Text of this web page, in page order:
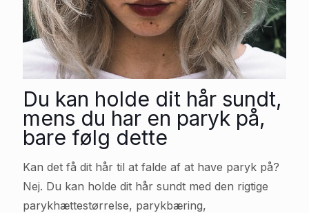
Du kan holde dit hår sundt,
mens du har en paryk på,
bare følg dette
Kan det få dit hår til at falde af at have paryk på?
Nej. Du kan holde dit hår sundt med den rigtige
parykhættestørrelse, parykbæring,